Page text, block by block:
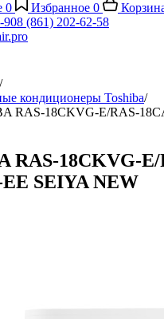
0 Избранное 0
908 (861) 202-62-58
/
кондиционеры Toshiba/
RAS-18CKVG-E/RAS-
RAS-18CKVG-E/
EE SEIYA NEW